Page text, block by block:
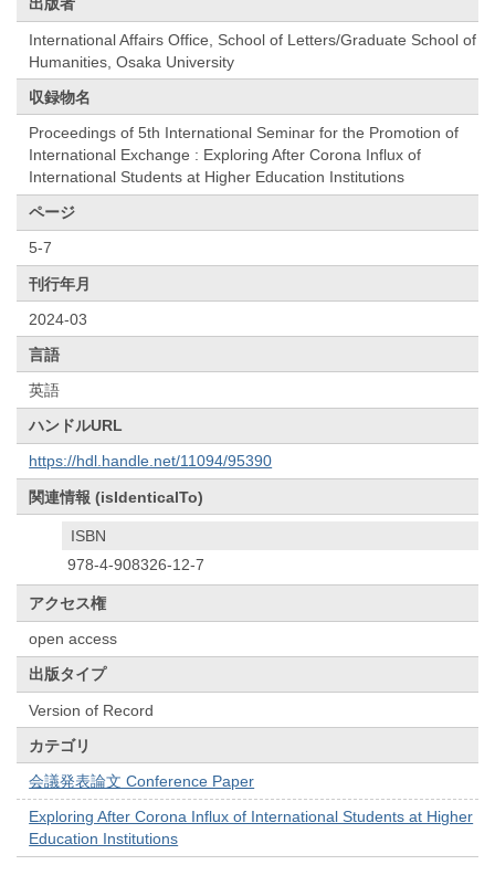
出版者
International Affairs Office, School of Letters/Graduate School of
Humanities, Osaka University
収録物名
Proceedings of 5th International Seminar for the Promotion of
International Exchange : Exploring After Corona Influx of
International Students at Higher Education Institutions
ページ
5-7
刊行年月
2024-03
言語
英語
ハンドルURL
https://hdl.handle.net/11094/95390
関連情報 (isIdenticalTo)
ISBN
978-4-908326-12-7
アクセス権
open access
出版タイプ
Version of Record
カテゴリ
会議発表論文 Conference Paper
Exploring After Corona Influx of International Students at Higher
Education Institutions